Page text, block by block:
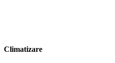
Climatizare